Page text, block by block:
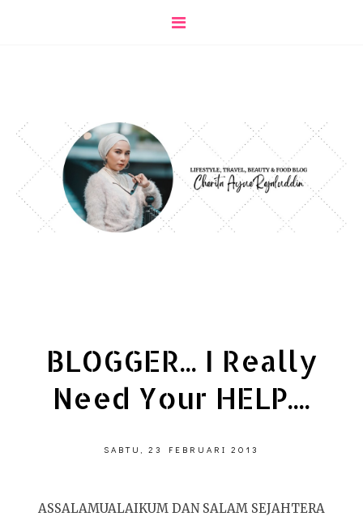
BLOGGER... I Really
Need Your HELP....
SABTU, 23 FEBRUARI 2013
ASSALAMUALAIKUM DAN SALAM SEJAHTERA